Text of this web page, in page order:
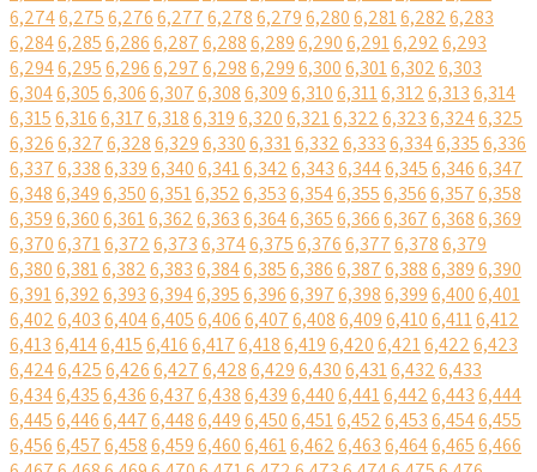
6,2746,2756,2766,2776,2786,2796,2806,2816,2826,283
6,2846,2856,2866,2876,2886,2896,2906,2916,2926,293
6,2946,2956,2966,2976,2986,2996,3006,3016,3026,303
6,3046,3056,3066,3076,3086,3096,3106,3116,3126,3136,314
6,3156,3166,3176,3186,3196,3206,3216,3226,3236,3246,325
6,3266,3276,3286,3296,3306,3316,3326,3336,3346,3356,336
6,3376,3386,3396,3406,3416,3426,3436,3446,3456,3466,347
6,3486,3496,3506,3516,3526,3536,3546,3556,3566,3576,358
6,3596,3606,3616,3626,3636,3646,3656,3666,3676,3686,369
6,3706,3716,3726,3736,3746,3756,3766,3776,3786,379
6,3806,3816,3826,3836,3846,3856,3866,3876,3886,3896,390
6,3916,3926,3936,3946,3956,3966,3976,3986,3996,4006,401
6,4026,4036,4046,4056,4066,4076,4086,4096,4106,4116,412
6,4136,4146,4156,4166,4176,4186,4196,4206,4216,4226,423
6,4246,4256,4266,4276,4286,4296,4306,4316,4326,433
6,4346,4356,4366,4376,4386,4396,4406,4416,4426,4436,444
6,4456,4466,4476,4486,4496,4506,4516,4526,4536,4546,455
6,4566,4576,4586,4596,4606,4616,4626,4636,4646,4656,466